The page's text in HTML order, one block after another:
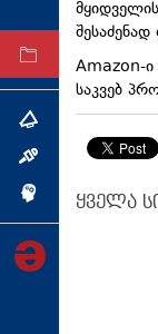
ტაბლოიდი
ინტერვიუ
ინქვიზიცია
Amazon-ი
საკვებ
ყველა